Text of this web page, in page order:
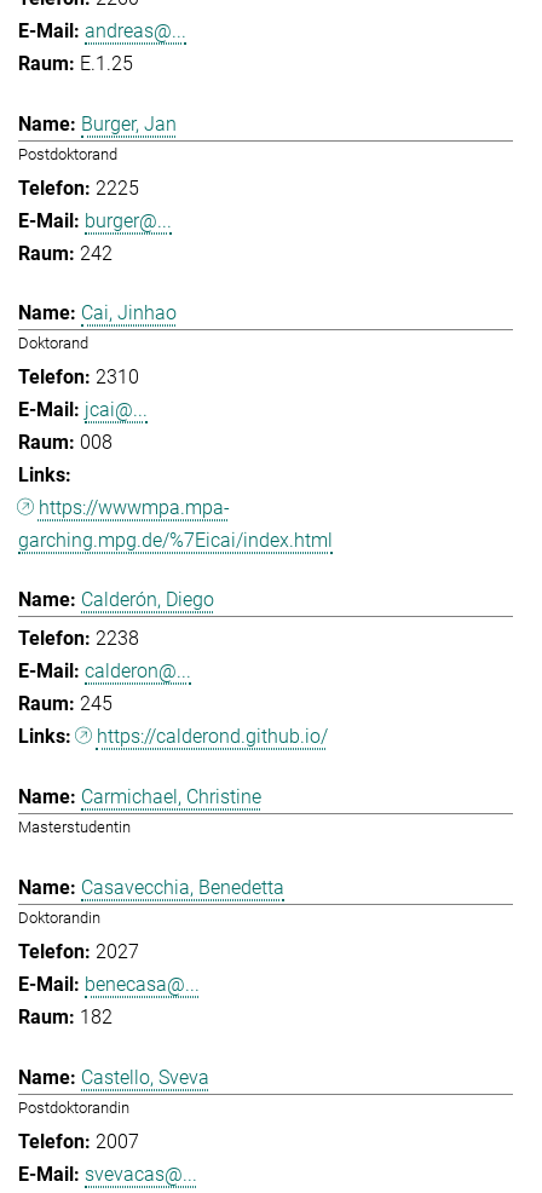
andreas@...
E.1.25
Burger, Jan
Postdoktorand
2225
burger@...
242
Cai, Jinhao
Doktorand
2310
jcai@...
008
https://wwwmpa.mpa-
garching.mpg.de/%7Eicai/index.html
Calderón, Diego
2238
calderon@...
245
https://calderond.github.io/
Carmichael, Christine
Masterstudentin
Casavecchia, Benedetta
Doktorandin
2027
benecasa@...
182
Castello, Sveva
Postdoktorandin
2007
svevacas@...